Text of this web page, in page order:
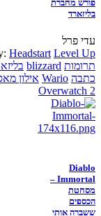
פורש מחברת
בליזארד
עדי פרל
Headstart Level Up
תרומות blizzard
כתבה Wario אילון
Overwatch 2
Diablo
Immortal –
מסחטת
הכספים
ששברה אותי